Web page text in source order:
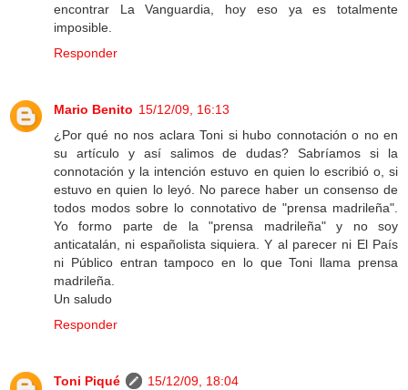
encontrar La Vanguardia, hoy eso ya es totalmente
imposible.
Responder
Mario Benito 15/12/09, 16:13
¿Por qué no nos aclara Toni si hubo connotación o no en
su artículo y así salimos de dudas? Sabríamos si la
connotación y la intención estuvo en quien lo escribió o, si
estuvo en quien lo leyó. No parece haber un consenso de
todos modos sobre lo connotativo de "prensa madrileña".
Yo formo parte de la "prensa madrileña" y no soy
anticatalán, ni españolista siquiera. Y al parecer ni El País
ni Público entran tampoco en lo que Toni llama prensa
madrileña.
Un saludo
Responder
Toni Piqué
15/12/09, 18:04